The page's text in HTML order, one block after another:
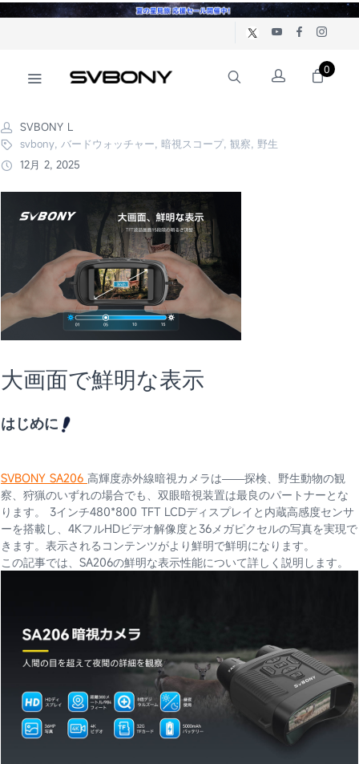
0
SVBONY L
svbony, バードウォッチャー, 暗視スコープ, 観察, 野生
12月 2, 2025
大画面で鮮明な表示
はじめに
SVBONY SA206 高輝度赤外線暗視カメラは——探検、野生動物の観
察、狩猟のいずれの場合でも、双眼暗視装置は最良のパートナーとな
ります。 3インチ480*800 TFT LCDディスプレイと内蔵高感度センサ
ーを搭載し、4KフルHDビデオ解像度と36メガピクセルの写真を実現で
きます。表示されるコンテンツがより鮮明で鮮明になります。
この記事では、SA206の鮮明な表示性能について詳しく説明します。